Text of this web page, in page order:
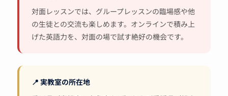
対面レッスンでは、グループレッスンの臨場感や他
の生徒との交流も楽しめます。オンラインで積み上
げた英語力を、対面の場で試す絶好の機会です。
📍 実教室の所在地